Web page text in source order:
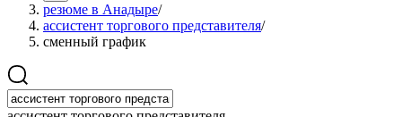
резюме в Анадыре/
ассистент торгового представителя/
сменный график